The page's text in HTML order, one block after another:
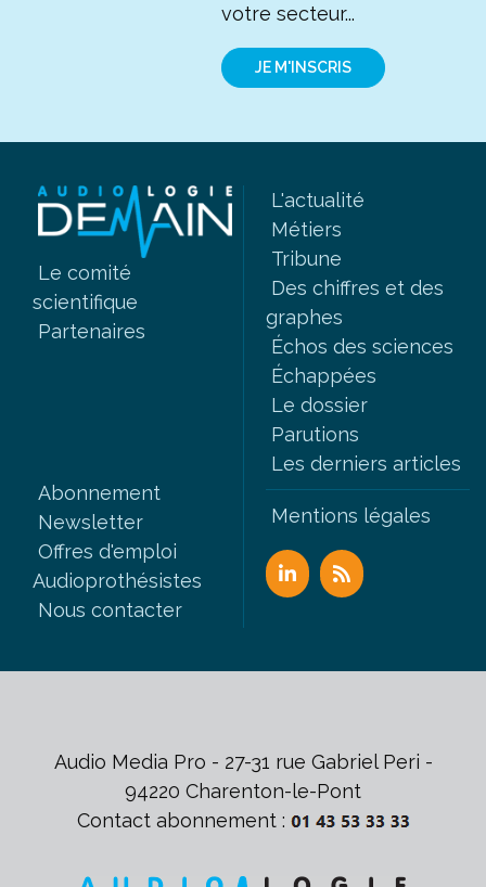
votre secteur...
JE M'INSCRIS
Le comité
scientifique
Partenaires
L'actualité
Métiers
Tribune
Des chiffres et des
graphes
Échos des sciences
Échappées
Le dossier
Parutions
Les derniers articles
Abonnement
Newsletter
Offres d'emploi
Audioprothésistes
Nous contacter
Mentions légales
Audio Media Pro - 27-31 rue Gabriel Peri -
94220 Charenton-le-Pont
Contact abonnement :